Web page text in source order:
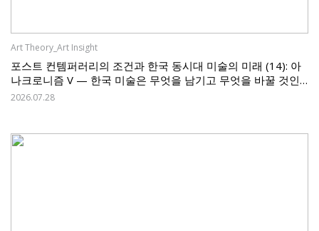
Art Theory_Art Insight
포스트 컨템퍼러리의 조건과 한국 동시대 미술의 미래 (14): 아
나크로니즘 V — 한국 미술은 무엇을 남기고 무엇을 바꿀 것인
가
2026.07.28